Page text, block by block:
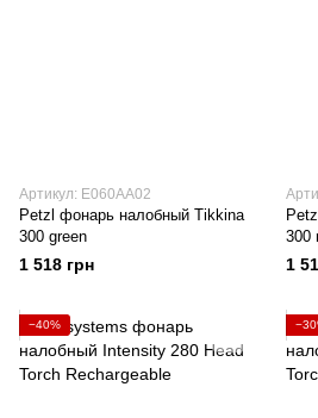
Артикул: E060AA02
Petzl фонарь налобный Tikkina
300 green
1 518 грн
300
1
−40%